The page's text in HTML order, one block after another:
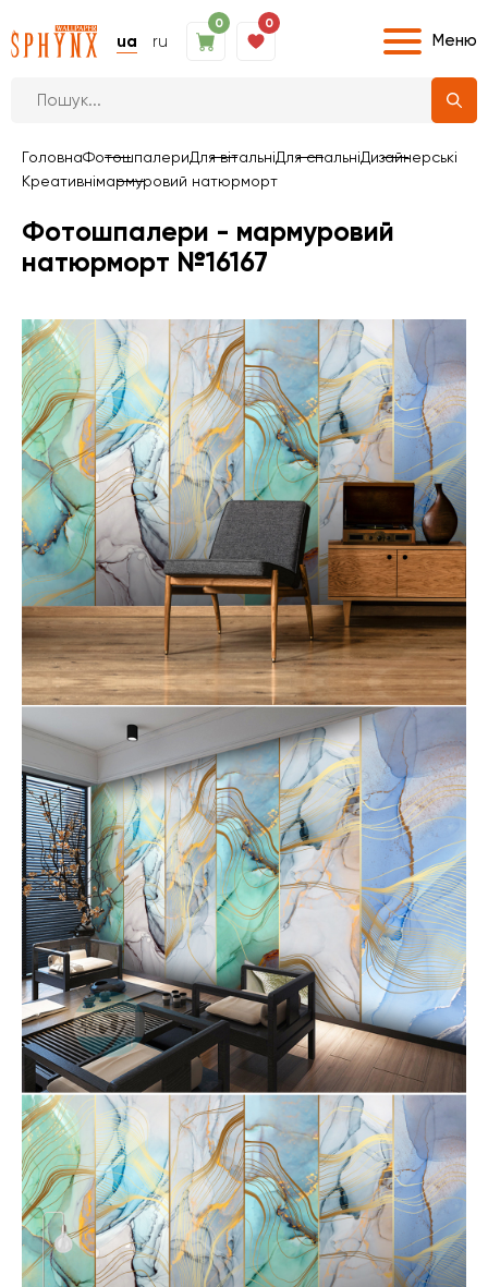
ua ru
0 0
Меню
ГоловнаФотошпалериДля вітальніДля спальніДизайнерські
Креативнімармуровий натюрморт
Фотошпалери - мармуровий
натюрморт №16167